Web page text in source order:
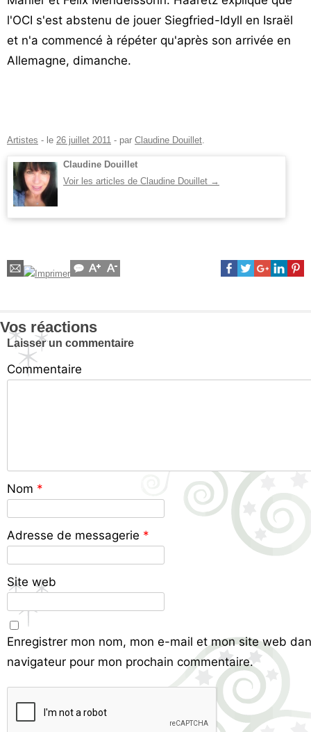
l'OCI s'est abstenu de jouer Siegfried-Idyll en Israël
et n'a commencé à répéter qu'après son arrivée en
Allemagne, dimanche.
Artistes - le 26 juillet 2011 - par Claudine Douillet.
Claudine Douillet
Voir les articles de Claudine Douillet →
Vos réactions
Laisser un commentaire
Commentaire
Nom *
Adresse de messagerie *
Site web
Enregistrer mon nom, mon e-mail et mon site web
navigateur pour mon prochain commentaire.